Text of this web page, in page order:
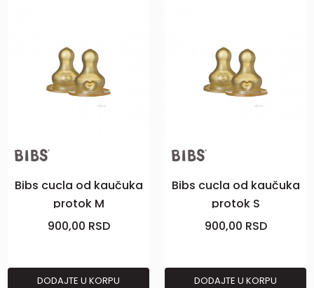
Bibs cucla od kaučuka
protok M
900,00 RSD
DODAJTE U KORPU
Bibs cucla od kaučuka
protok S
900,00 RSD
DODAJTE U KORPU